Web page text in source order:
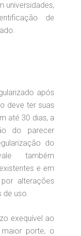
universidades,
de
após
deve ter suas
até 30 dias, a
do parecer
do
também
e em
alterações
de uso.
exequível ao
porte, o